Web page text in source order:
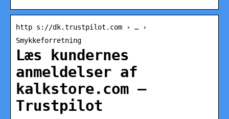
http s://dk.trustpilot.com › … ›
Smykkeforretning
Læs kundernes
anmeldelser af
kalkstore.com –
Trustpilot